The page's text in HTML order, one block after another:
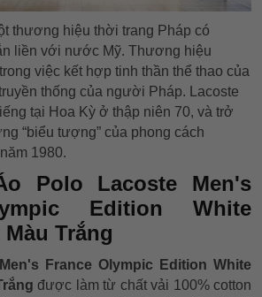
thương hiệu thời trang Pháp có
liền với nước Mỹ. Thương hiệu
việc kết hợp tinh thần thể thao của
thống của người Pháp. Lacoste
tại Hoa Kỳ ở thập niên 70, và trở
“biểu tượng” của phong cách
1980.
Polo Lacoste Men's
Edition White
Trắng
France Olympic Edition White
được làm từ chất vải 100% cotton